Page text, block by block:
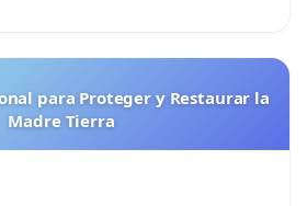
para Proteger y Restaurar la
Madre Tierra